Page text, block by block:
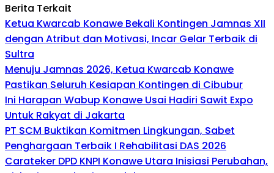
Berita Terkait
Ketua Kwarcab Konawe Bekali Kontingen Jamnas XII
dengan Atribut dan Motivasi, Incar Gelar Terbaik di
Sultra
Menuju Jamnas 2026, Ketua Kwarcab Konawe
Pastikan Seluruh Kesiapan Kontingen di Cibubur
Ini Harapan Wabup Konawe Usai Hadiri Sawit Expo
Untuk Rakyat di Jakarta
PT SCM Buktikan Komitmen Lingkungan, Sabet
Penghargaan Terbaik I Rehabilitasi DAS 2026
Carateker DPD KNPI Konawe Utara Inisiasi Perubahan,